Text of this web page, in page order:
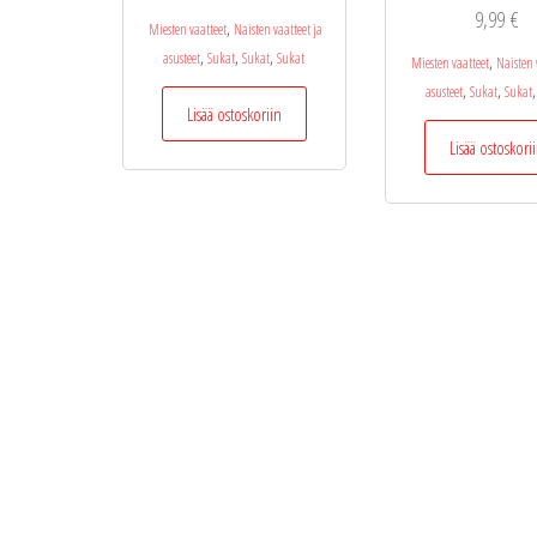
Miesten vaatteet, Naisten vaatteet ja
asusteet, Sukat, Sukat, Sukat
Lisää ostoskoriin
9,99 €
Miesten vaatteet, Naisten
asusteet, Sukat, Sukat,
Lisää